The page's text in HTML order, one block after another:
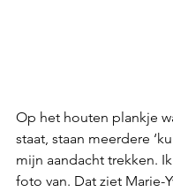
Op het houten plankje
staat, staan meerdere
mijn aandacht trekken.
foto van. Dat ziet Marie-